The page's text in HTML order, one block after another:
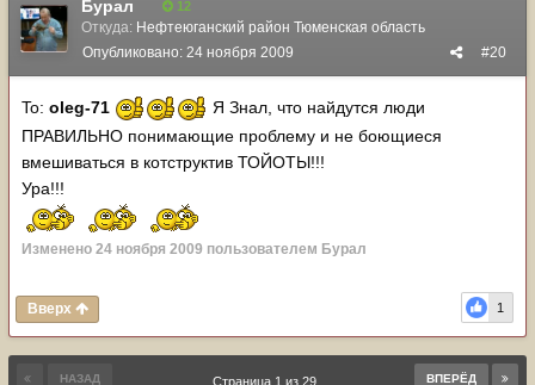
Бурал 12
Откуда: Нефтеюганский район Тюменская область
#20
Опубликовано: 24 ноября 2009
To: oleg-71
Я Знал, что найдутся люди
ПРАВИЛЬНО понимающие проблему и не боющиеся
вмешиваться в котструктив ТОЙОТЫ!!!
Ура!!!
Изменено 24 ноября 2009 пользователем Бурал
1
Вверх
НАЗАД ВПЕРЁД
Страница 1 из 29